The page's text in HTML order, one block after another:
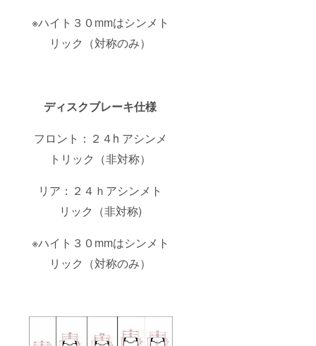
※ハイト３０mmはシンメト
リック（対称のみ）
ディスクブレーキ仕様
フロント：２４h アシンメ
トリック（非対称）
リア：２４ｈアシンメト
リック（非対称)
※ハイト３０mmはシンメト
リック（対称のみ）